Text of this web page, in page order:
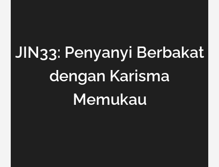
JIN33: Penyanyi Berbakat
dengan Karisma
Memukau